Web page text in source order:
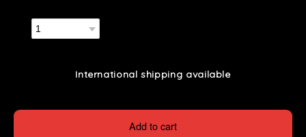
International shipping available
Add to cart